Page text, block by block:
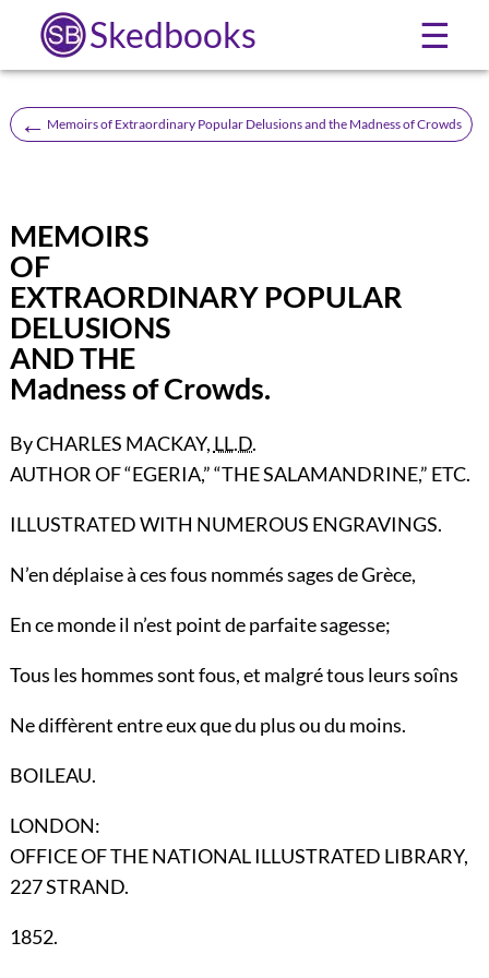
Skedbooks ☰
← Memoirs of Extraordinary Popular Delusions and the Madness of Crowds
MEMOIRS
OF
EXTRAORDINARY POPULAR
DELUSIONS
AND THE
Madness of Crowds.
ByCHARLES MACKAY, LL.D.
AUTHOR OF “EGERIA,” “THE SALAMANDRINE,” ETC.
ILLUSTRATED WITH NUMEROUS ENGRAVINGS.
N’en déplaise à ces fous nommés sages de Grèce,
En ce monde il n’est point de parfaite sagesse;
Tous les hommes sont fous, et malgré tous leurs soîns
Ne diffèrent entre eux que du plus ou du moins.
BOILEAU.
LONDON:
OFFICE OF THE NATIONAL ILLUSTRATED LIBRARY,
227 STRAND.
1852.